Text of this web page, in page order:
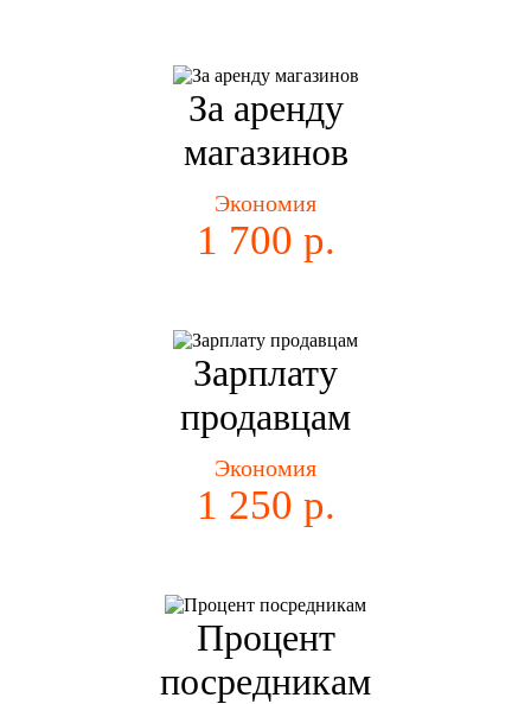
За аренду
магазинов
Экономия
1 700 р.
Зарплату
продавцам
Экономия
1 250 р.
Процент
посредникам